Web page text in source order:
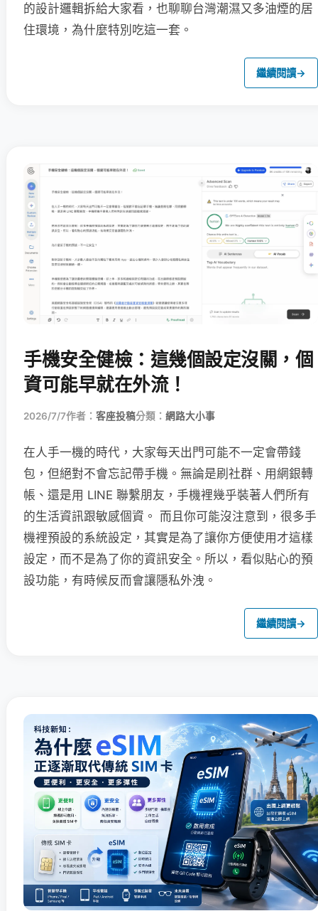
的設計邏輯拆給大家看，也聊聊台灣潮濕又多油煙的居
住環境，為什麼特別吃這一套。
繼續閱讀→
手機安全健檢：這幾個設定沒關，個
資可能早就在外流！
2026/7/7作者： 客座投稿分類： 網路大小事
在人手一機的時代，大家每天出門可能不一定會帶錢
包，但絕對不會忘記帶手機。無論是刷社群、用網銀轉
帳、還是用 LINE 聯繫朋友，手機裡幾乎裝著人們所有
的生活資訊跟敏感個資。 而且你可能沒注意到，很多手
機裡預設的系統設定，其實是為了讓你方便使用才這樣
設定，而不是為了你的資訊安全。所以，看似貼心的預
設功能，有時候反而會讓隱私外洩。
繼續閱讀→